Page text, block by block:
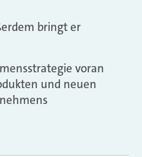
bringt er
voran
und neuen